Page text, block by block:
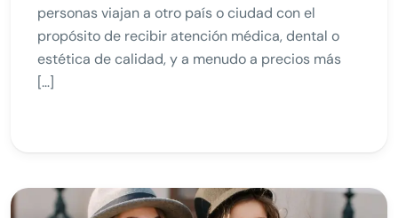
personas viajan a otro país o ciudad con el
propósito de recibir atención médica, dental o
estética de calidad, y a menudo a precios más
[…]